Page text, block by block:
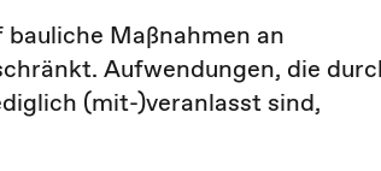
bauliche Maßnahmen an
Aufwendungen, die
(mit-)veranlasst sind,